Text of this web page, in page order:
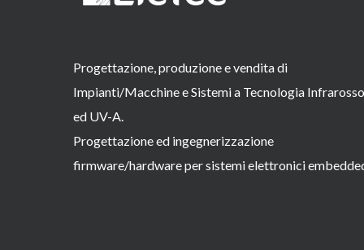
Progettazione, produzione e vendita di
Impianti/Macchine e Sistemi a Tecnologia Infrarosso
ed UV-A.
Progettazione ed ingegnerizzazione
firmware/hardware per sistemi elettronici